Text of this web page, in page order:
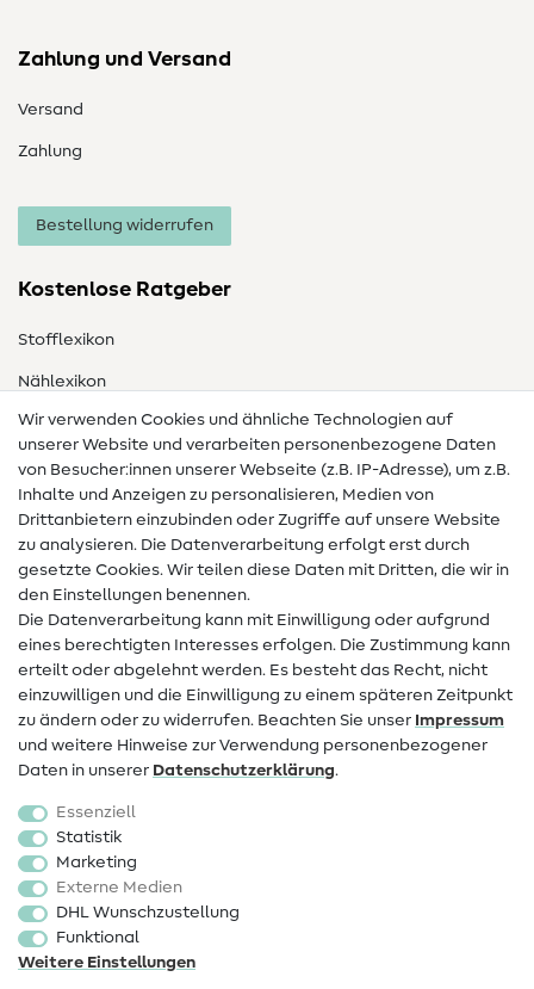
Zahlung und Versand
Versand
Zahlung
Bestellung widerrufen
Kostenlose Ratgeber
Stofflexikon
Nählexikon
Nähanleitungen
Hilfe & Kontakt
Kontakt
Infos zum Betreiberwechsel
Widerrufsrecht
Beliebt
Stoffe
Sale
Schnittmuster
Wir verwenden Cookies und ähnliche Technologien auf
unserer Website und verarbeiten personenbezogene Daten
von Besucher:innen unserer Webseite (z.B. IP-Adresse), um z.B.
Inhalte und Anzeigen zu personalisieren, Medien von
Drittanbietern einzubinden oder Zugriffe auf unsere Website
zu analysieren. Die Datenverarbeitung erfolgt erst durch
gesetzte Cookies. Wir teilen diese Daten mit Dritten, die wir in
den Einstellungen benennen.
Die Datenverarbeitung kann mit Einwilligung oder aufgrund
eines berechtigten Interesses erfolgen. Die Zustimmung kann
erteilt oder abgelehnt werden. Es besteht das Recht, nicht
einzuwilligen und die Einwilligung zu einem späteren Zeitpunkt
zu ändern oder zu widerrufen. Beachten Sie unser Impressum
und weitere Hinweise zur Verwendung personenbezogener
Daten in unserer Daten­schutz­erklärung.
Essenziell
Statistik
Marketing
Externe Medien
DHL Wunschzustellung
Funktional
Weitere Einstellungen